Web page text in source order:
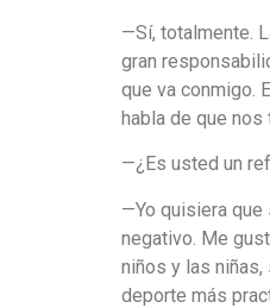
—Sí, totalmente.
gran
que va conmigo.
habla de que nos
—¿Es usted un
—Yo quisiera que
negativo. Me
niños y las
deporte más